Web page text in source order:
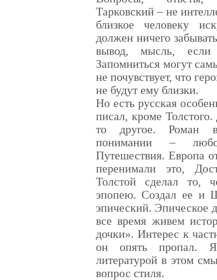
Тарковский – не
близкое человеку
должен ничего
вывод, мысль,
Запомниться могут
не почувствует, что
не будут ему близки.
Но есть русская
писал, кроме
то другое. Роман в
понимании –
Путешествия. Европа
перенимали это,
Толстой сделал то,
эпопею. Создал ее и
эпический.
все время живем
дочки». Интерес к
он опять пропал.
литературой в этом
вопрос стиля.